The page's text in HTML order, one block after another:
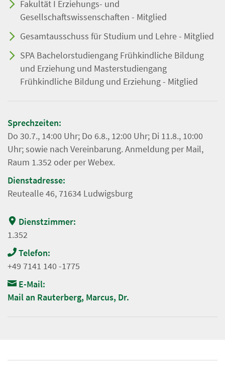
Fakultät I Erziehungs- und
Gesellschaftswissenschaften - Mitglied
Gesamtausschuss für Studium und Lehre - Mitglied
SPA Bachelorstudiengang Frühkindliche Bildung
und Erziehung und Masterstudiengang
Frühkindliche Bildung und Erziehung - Mitglied
Sprechzeiten:
Do 30.7., 14:00 Uhr; Do 6.8., 12:00 Uhr; Di 11.8., 10:00
Uhr; sowie nach Vereinbarung. Anmeldung per Mail,
Raum 1.352 oder per Webex.
Dienstadresse:
Reutealle 46, 71634 Ludwigsburg
Dienstzimmer:
1.352
Telefon:
+49 7141 140 -1775
E-Mail:
Mail an Rauterberg, Marcus, Dr.